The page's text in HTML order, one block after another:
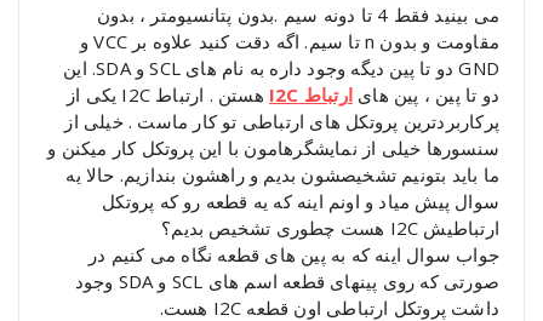
می بینید فقط 4 تا دونه سیم .بدون پتانسیومتر ، بدون
مقاومت و بدون n تا سیم. اگه دقت کنید علاوه بر VCC و
GND دو تا پین دیگه وجود داره به نام های SCL و SDA. این
دو تا پین ، پین های ارتباط I2C
هستن . ارتباط I2C یکی از
پرکاربردترین پروتکل های ارتباطی تو کار ماست . خیلی از
سنسورها خیلی از نمایشگرهامون با این پروتکل کار میکنن و
ما باید بتونیم تشخیصشون بدیم و راهشون بندازیم. حالا یه
سوال پیش میاد و اونم اینه که یه قطعه رو که پروتکل
ارتباطیش I2C هست چطوری تشخیص بدیم؟
جواب سوال اینه که به پین های قطعه نگاه می کنیم در
صورتی که روی پینهای قطعه اسم های SCL و SDA وجود
داشت پروتکل ارتباطی اون قطعه I2C هست.